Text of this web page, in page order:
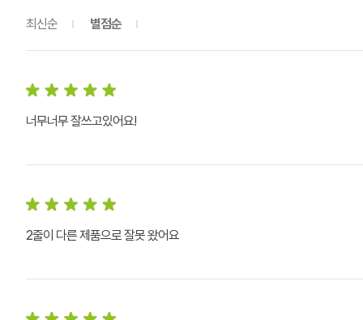
최신순 별점순
너무너무 잘쓰고있어요!
2줄이 다른 제품으로 잘못 왔어요